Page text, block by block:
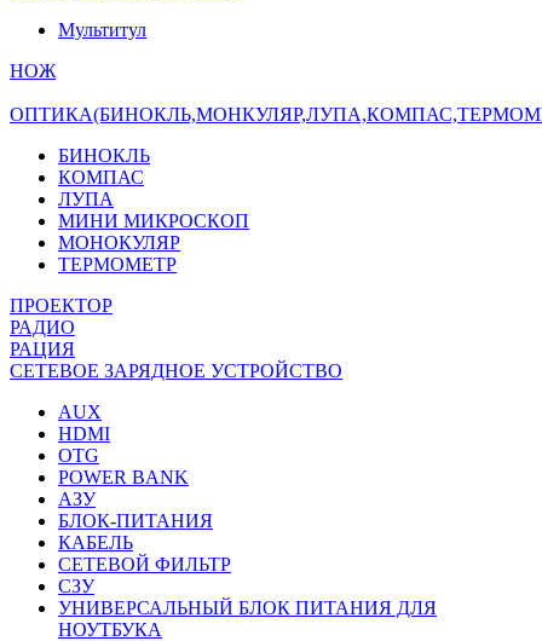
Мультитул
НОЖ
БИНОКЛЬ
КОМПАС
ЛУПА
МИНИ МИКРОСКОП
МОНОКУЛЯР
ТЕРМОМЕТР
ПРОЕКТОР
РАДИО
РАЦИЯ
СЕТЕВОЕ ЗАРЯДНОЕ УСТРОЙСТВО
AUX
HDMI
OTG
POWER BANK
АЗУ
БЛОК-ПИТАНИЯ
КАБЕЛЬ
СЕТЕВОЙ ФИЛЬТР
СЗУ
УНИВЕРСАЛЬНЫЙ БЛОК ПИТАНИЯ ДЛЯ
НОУТБУКА